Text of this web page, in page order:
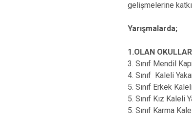
gelişmelerine
Yarışmalarda;
1.OLAN
3. Sınıf Mendil
4. Sınıf Kaleli
5. Sınıf Erkek
5. Sınıf Kız Kaleli
5. Sınıf Karma